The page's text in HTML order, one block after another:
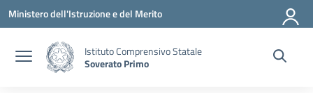
Vai ai contenuti
Vai al menu di navigazione
Vai al footer
Ministero dell'Istruzione e del Merito
Istituto Comprensivo Statale
Soverato Primo